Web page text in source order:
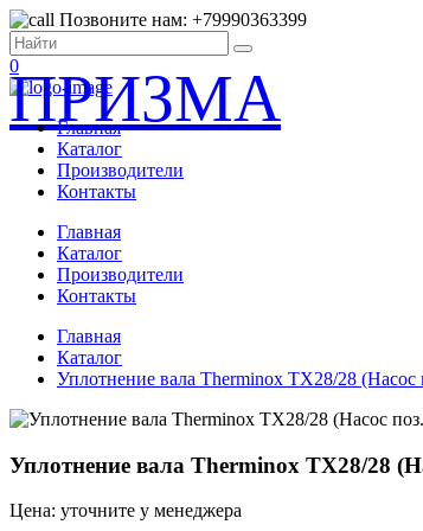
Позвоните нам: +79990363399
0
ПРИЗМА
Главная
Каталог
Производители
Контакты
Главная
Каталог
Производители
Контакты
Главная
Каталог
Уплотнение вала Therminox TX28/28
Уплотнение вала Therminox TX28/28
Цена: уточните у менеджера